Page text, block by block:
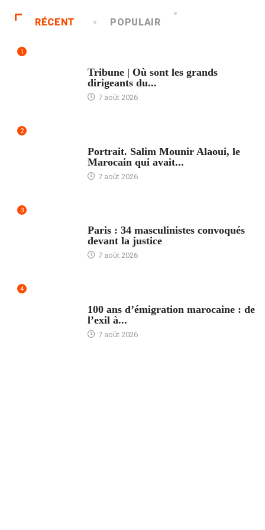
RÉCENT POPULAIR
1
Tribune | Où sont les grands
dirigeants du...
7 août 2026
2
Portrait. Salim Mounir Alaoui, le
Marocain qui avait...
7 août 2026
3
Paris : 34 masculinistes convoqués
devant la justice
7 août 2026
4
100 ans d’émigration marocaine : de
l’exil à...
7 août 2026